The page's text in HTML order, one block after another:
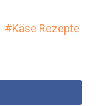
Käse Rezepte